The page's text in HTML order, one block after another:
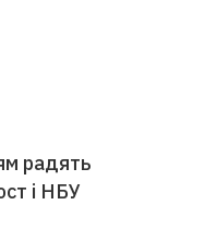
радять
і НБУ